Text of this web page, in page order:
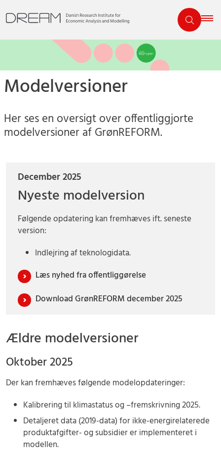
Modelversioner
Her ses en oversigt over offentliggjorte
modelversioner af GrønREFORM.
December 2025
Nyeste modelversion
Følgende opdatering kan fremhæves ift. seneste
version:
Indlejring af teknologidata.
Læs nyhed fra offentliggørelse
Download GrønREFORM december 2025
Ældre modelversioner
Oktober 2025
Der kan fremhæves følgende modelopdateringer:
Kalibrering til klimastatus og –fremskrivning 2025.
Detaljeret data (2019-data) for ikke-energirelaterede
produktafgifter- og subsidier er implementeret i
modellen.